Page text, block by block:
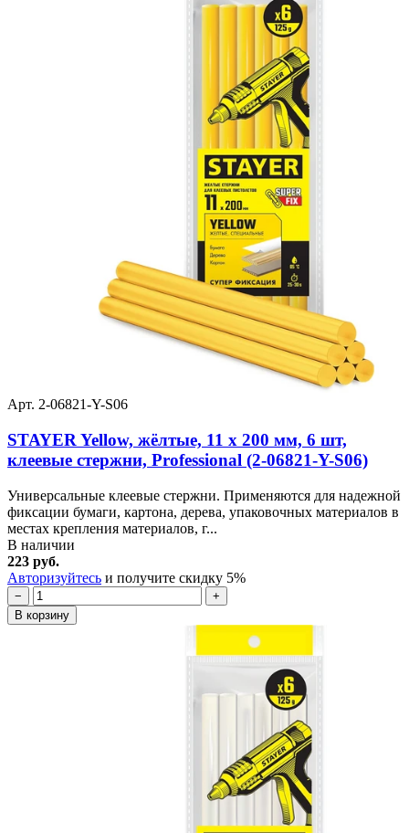
Арт. 2-06821-Y-S06
STAYER Yellow, жёлтые, 11 х 200 мм, 6 шт,
клеевые стержни, Professional (2-06821-Y-S06)
Универсальные клеевые стержни. Применяются для надежной
фиксации бумаги, картона, дерева, упаковочных материалов в
местах крепления материалов, г...
В наличии
223 руб.
Авторизуйтесь и получите скидку 5%
−
+
В корзину